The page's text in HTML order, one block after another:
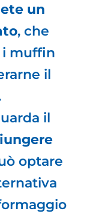
un
, che
i muffin
il
il
optare